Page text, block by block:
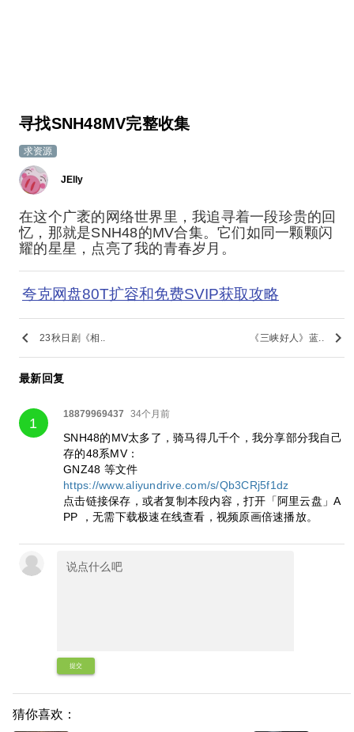
寻找SNH48MV完整收集
求资源
JElly
在这个广袤的网络世界里，我追寻着一段珍贵的回
忆，那就是SNH48的MV合集。它们如同一颗颗闪
耀的星星，点亮了我的青春岁月。
夸克网盘80T扩容和免费SVIP获取攻略
keyboard_arrow_left 23秋日剧《相.. 《三峡好人》蓝.. keyboard_arrow_right
最新回复
1
18879969437 34个月前
SNH48的MV太多了，骑马得几千个，我分享部分我自己
存的48系MV：
GNZ48 等文件
https://www.aliyundrive.com/s/Qb3CRj5f1dz
点击链接保存，或者复制本段内容，打开「阿里云盘」A
PP ，无需下载极速在线查看，视频原画倍速播放。
提交
猜你喜欢：